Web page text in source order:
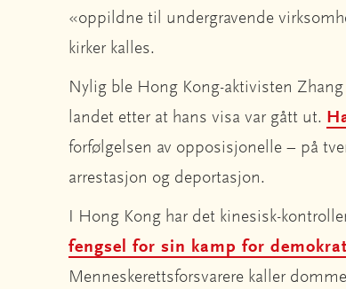
«oppildne til undergravende
kirker kalles.
Nylig ble Hong Kong-aktivisten
landet etter at hans visa var gått ut.
forfølgelsen av opposisjonelle – på
arrestasjon og deportasjon.
I Hong Kong har det kinesisk-
fengsel for sin kamp for
Menneskerettsforsvarere kaller